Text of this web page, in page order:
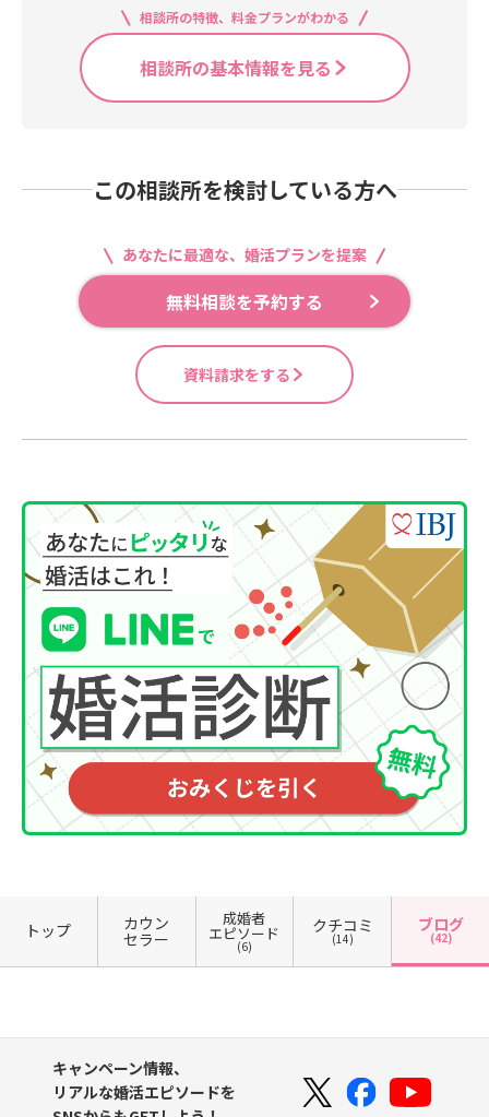
相談所の特徴、料金プランがわかる
相談所の基本情報を見る
この相談所を検討している方へ
あなたに最適な、婚活プランを提案
無料相談を予約する
資料請求をする
トップ カウン
セラー
成婚者
エピソード
(6)
クチコミ
(14)
ブログ
(42)
キャンペーン情報、
リアルな婚活エピソードを